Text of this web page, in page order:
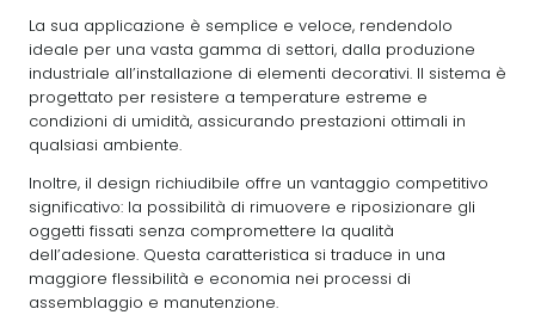
La sua applicazione è semplice e veloce, rendendolo
ideale per una vasta gamma di settori, dalla produzione
industriale all’installazione di elementi decorativi. Il sistema è
progettato per resistere a temperature estreme e
condizioni di umidità, assicurando prestazioni ottimali in
qualsiasi ambiente.
Inoltre, il design richiudibile offre un vantaggio competitivo
significativo: la possibilità di rimuovere e riposizionare gli
oggetti fissati senza compromettere la qualità
dell’adesione. Questa caratteristica si traduce in una
maggiore flessibilità e economia nei processi di
assemblaggio e manutenzione.